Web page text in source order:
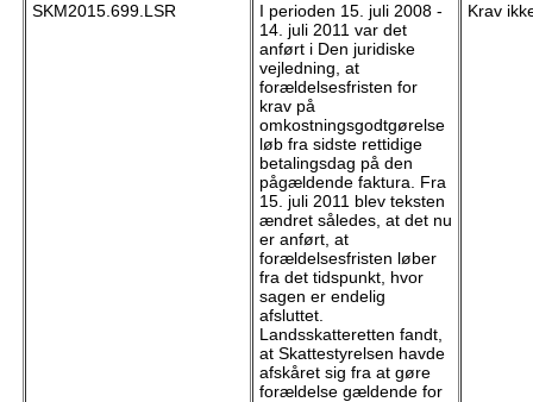
SKM2015.699.LSR
I perioden 15. juli 2008 -
14. juli 2011 var det
anført i Den juridiske
vejledning, at
forældelsesfristen for
krav på
omkostningsgodtgørelse
løb fra sidste rettidige
betalingsdag på den
pågældende faktura. Fra
15. juli 2011 blev teksten
ændret således, at det nu
er anført, at
forældelsesfristen løber
fra det tidspunkt, hvor
sagen er endelig
afsluttet.
Landsskatteretten fandt,
at Skattestyrelsen havde
afskåret sig fra at gøre
forældelse gældende for
Krav